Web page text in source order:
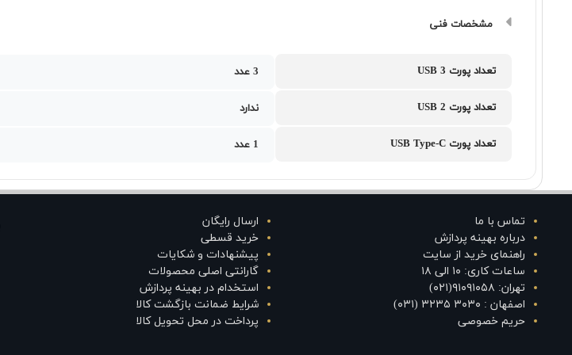
مشخصات فنی
تعداد پورت USB 3 3 عدد
تعداد پورت USB 2 ندارد
تعداد پورت USB Type-C 1 عدد
تماس با ما
درباره بهینه پردازش
راهنمای خرید از سایت
ساعات کاری: ۱۰ الی ۱۸
تهران: ۹۱۰۹۱۰۵۸(۰۲۱)
اصفهان : ۳۰۳۰ ۳۲۳۵ (۰۳۱)
حریم خصوصی
ارسال رایگان
خرید قسطی
پیشنهادات و شکایات
گارانتی اصلی محصولات
استخدام در بهینه پردازش
شرایط ضمانت بازگشت کالا
پرداخت در محل تحویل کالا